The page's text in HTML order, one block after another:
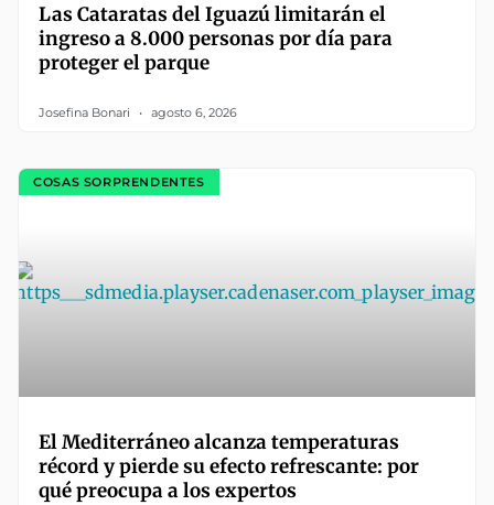
Las Cataratas del Iguazú limitarán el
ingreso a 8.000 personas por día para
proteger el parque
Josefina Bonari agosto 6, 2026
COSAS SORPRENDENTES
El Mediterráneo alcanza temperaturas
récord y pierde su efecto refrescante: por
qué preocupa a los expertos